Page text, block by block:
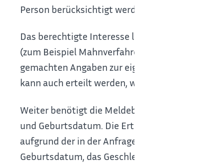
Person berücksichtigt werden.
Das berechtigte Interesse liegt
(zum Beispiel Mahnverfahren,
gemachten Angaben zur eigenen Person
kann auch erteilt werden, wenn die Daten
Weiter benötigt die Meldebehörde Angaben
und Geburtsdatum. Die Erteilung einer
aufgrund der in der Anfrage mitgeteilten
Geburtsdatum, das Geschlecht oder eine